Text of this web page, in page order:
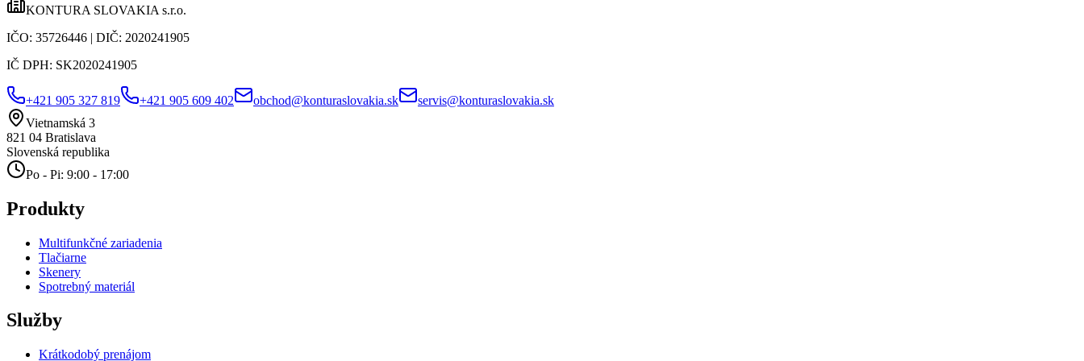
KONTURA SLOVAKIA s.r.o.
IČO: 35726446 | DIČ: 2020241905
IČ DPH: SK2020241905
+421 905 327 819 +421 905 609 402 obchod@konturaslovakia.sk
servis@konturaslovakia.sk
Vietnamská 3
821 04 Bratislava
Slovenská republika
Po - Pi: 9:00 - 17:00
Produkty
Multifunkčné zariadenia
Tlačiarne
Skenery
Spotrebný materiál
Služby
Krátkodobý prenájom